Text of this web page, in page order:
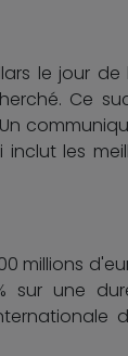
le jour de
Ce
les
millions
sur une